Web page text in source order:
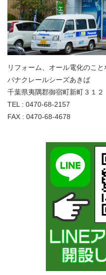
リフォーム、オール電化のこと
パナクレールシーズあきば
千葉県夷隅郡御宿町新町３１２
TEL : 0470-68-2157
FAX : 0470-68-4678